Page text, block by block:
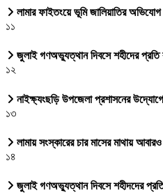
লামার ফাইতংয়ে ভূমি জালিয়াতির অভিযোগ
১১
জুলাই গণঅভ্যুত্থান দিবসে শহীদের প্রতি
১২
নাইক্ষ্যংছড়ি উপজেলা প্রশাসনের
১৩
লামায় সংস্কারের চার মাসের মাথায়
১৪
জুলাই গণঅভ্যুত্থান দিবসে শহীদদের